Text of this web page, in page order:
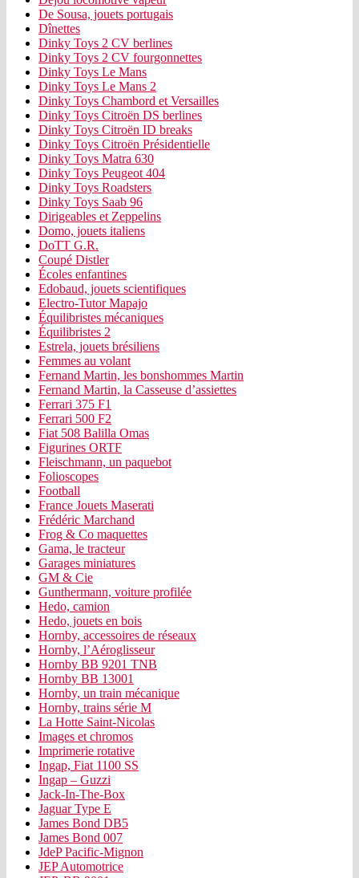
De Sousa, jouets portugais
Dînettes
Dinky Toys 2 CV berlines
Dinky Toys 2 CV fourgonnettes
Dinky Toys Le Mans
Dinky Toys Le Mans 2
Dinky Toys Chambord et Versailles
Dinky Toys Citroën DS berlines
Dinky Toys Citroën ID breaks
Dinky Toys Citroën Présidentielle
Dinky Toys Matra 630
Dinky Toys Peugeot 404
Dinky Toys Roadsters
Dinky Toys Saab 96
Dirigeables et Zeppelins
Domo, jouets italiens
DoTT G.R.
Coupé Distler
Écoles enfantines
Edobaud, jouets scientifiques
Electro-Tutor Mapajo
Équilibristes mécaniques
Équilibristes 2
Estrela, jouets brésiliens
Femmes au volant
Fernand Martin, les bonshommes Martin
Fernand Martin, la Casseuse d’assiettes
Ferrari 375 F1
Ferrari 500 F2
Fiat 508 Balilla Omas
Figurines ORTF
Fleischmann, un paquebot
Folioscopes
Football
France Jouets Maserati
Frédéric Marchand
Frog & Co maquettes
Gama, le tracteur
Garages miniatures
GM & Cie
Gunthermann, voiture profilée
Hedo, camion
Hedo, jouets en bois
Hornby, accessoires de réseaux
Hornby, l’Aéroglisseur
Hornby BB 9201 TNB
Hornby BB 13001
Hornby, un train mécanique
Hornby, trains série M
La Hotte Saint-Nicolas
Images et chromos
Imprimerie rotative
Ingap, Fiat 1100 SS
Ingap – Guzzi
Jack-In-The-Box
Jaguar Type E
James Bond DB5
James Bond 007
JdeP Pacific-Mignon
JEP Automotrice